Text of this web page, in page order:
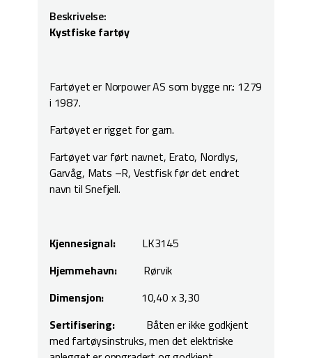
Beskrivelse:
Kystfiske fartøy
Fartøyet er Norpower AS som bygge nr.: 1279
i 1987.
Fartøyet er rigget for garn.
Fartøyet var ført navnet, Erato, Nordlys,
Garvåg, Mats –R, Vestfisk før det endret
navn til Snefjell.
Kjennesignal:LK3145
Hjemmehavn: Rørvik
Dimensjon: 10,40 x 3,30
Sertifisering: Båten er ikke godkjent
med fartøysinstruks, men det elektriske